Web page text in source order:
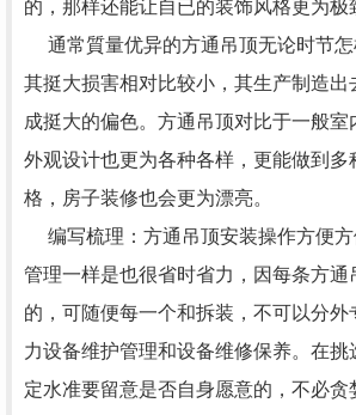
的，那样还能让自已的装饰风格更为极
通常質量优异的方通吊顶无论时节怎
其挺大损害相对比较小，其生产制造出
成挺大的偏色。方通吊顶对比于一般室
外观设计也更为各种各样，更能做到多
格，房子装修也会更为漂亮。
编写梳理：方通吊顶安装操作方便方
管理一样是也很省时省力，因每条方通
的，可随便每一个和拆装，不可以分外
力设备维护管理和设备维修保养。在挑
定水准要留意是否自身愿意的，不必贪